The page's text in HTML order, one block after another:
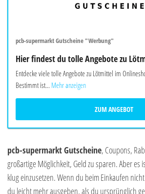
pcb-supermarkt Gutscheine "Werbung"
Hier findest du tolle Angebote zu
Entdecke viele tolle Angebote zu Lötmittel im
Bestimmt ist... Mehr anzeigen
ZUM ANGEBOT
pcb-supermarkt Gutscheine, Coupons,
großartige Möglichkeit, Geld zu sparen. Aber es
klug einzusetzen. Wenn du beim Einkaufen
du leicht mehr ausgeben, als du ursprünglich